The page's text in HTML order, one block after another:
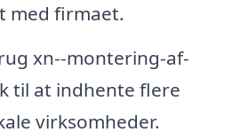
med firmaet.
xn--montering-af-
til at indhente flere
virksomheder.